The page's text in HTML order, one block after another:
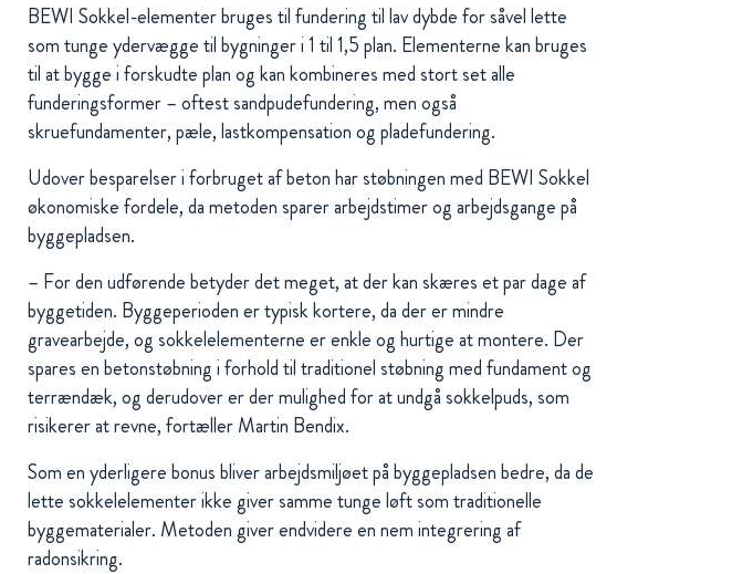
BEWI Sokkel-elementer bruges til fundering til lav dybde for såvel lette
som tunge ydervægge til bygninger i 1 til 1,5 plan. Elementerne kan bruges
til at bygge i forskudte plan og kan kombineres med stort set alle
funderingsformer – oftest sandpudefundering, men også
skruefundamenter, pæle, lastkompensation og pladefundering.
Udover besparelser i forbruget af beton har støbningen med BEWI Sokkel
økonomiske fordele, da metoden sparer arbejdstimer og arbejdsgange på
byggepladsen.
– For den udførende betyder det meget, at der kan skæres et par dage af
byggetiden. Byggeperioden er typisk kortere, da der er mindre
gravearbejde, og sokkelelementerne er enkle og hurtige at montere. Der
spares en betonstøbning i forhold til traditionel støbning med fundament og
terrændæk, og derudover er der mulighed for at undgå sokkelpuds, som
risikerer at revne, fortæller Martin Bendix.
Som en yderligere bonus bliver arbejdsmiljøet på byggepladsen bedre, da de
lette sokkelelementer ikke giver samme tunge løft som traditionelle
byggematerialer. Metoden giver endvidere en nem integrering af
radonsikring.